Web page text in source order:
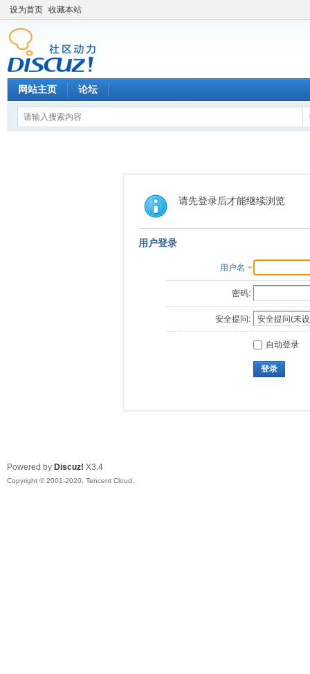
设为首页 收藏本站
网站主页 论坛
请先登录后才能继续浏览
用户登录
用户名
密码:
安全提问:
自动登录
登录
Powered by Discuz! X3.4
Copyright © 2001-2020, Tencent Cloud.